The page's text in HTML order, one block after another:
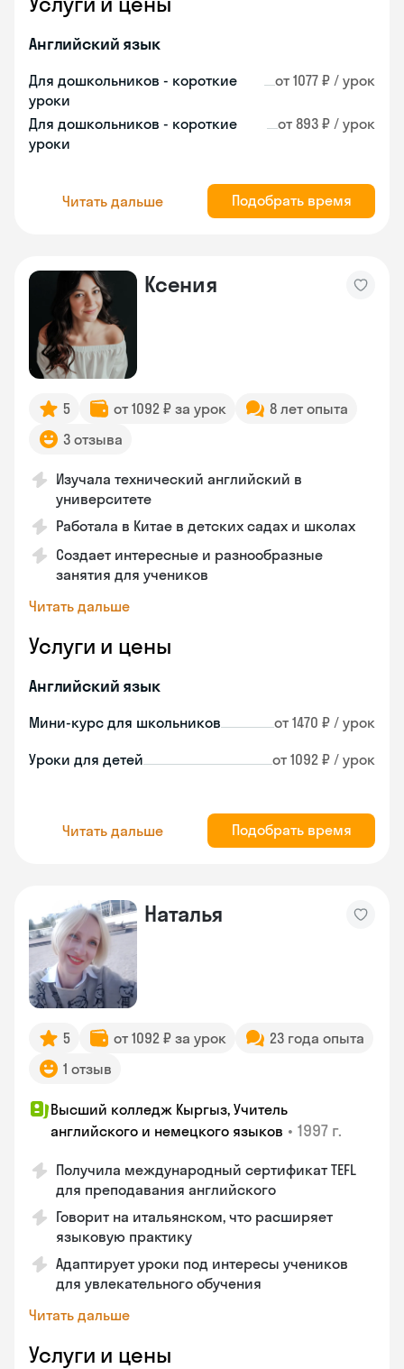
Английский язык
Для дошкольников - короткие
уроки
от 1077 ₽ / урок
Для дошкольников - короткие
уроки
от 893 ₽ / урок
Читать дальше Подобрать время
Ксения
5 от 1092 ₽ за урок
8 лет опыта
3 отзыва
Изучала технический английский в
университете
Работала в Китае в детских садах и школах
Создает интересные и разнообразные
занятия для учеников
Читать дальше
Услуги и цены
Английский язык
Мини-курс для школьников от 1470 ₽ / урок
Уроки для детей от 1092 ₽ / урок
Читать дальше Подобрать время
Наталья
5 от 1092 ₽ за урок
23 года опыта
1 отзыв
Высший колледж Кыргыз, Учитель
английского и немецкого языков • 1997 г.
Получила международный сертификат TEFL
для преподавания английского
Говорит на итальянском, что расширяет
языковую практику
Адаптирует уроки под интересы учеников
для увлекательного обучения
Читать дальше
Услуги и цены